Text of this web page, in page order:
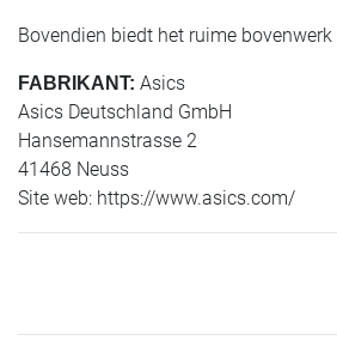
Bovendien biedt het ruime
FABRIKANT: Asics
Asics Deutschland GmbH
Hansemannstrasse 2
41468 Neuss
Site web: https://www.asics.com/